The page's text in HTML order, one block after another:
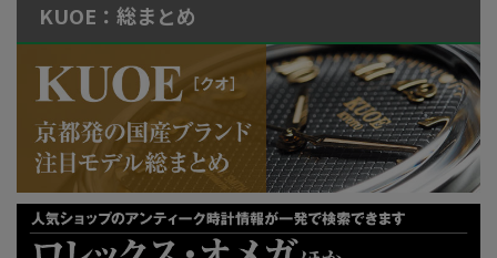
KUOE：総まとめ